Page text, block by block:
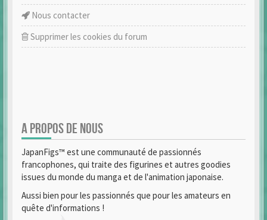
Nous contacter
Supprimer les cookies du forum
A PROPOS DE NOUS
JapanFigs™ est une communauté de passionnés
francophones, qui traite des figurines et autres goodies
issues du monde du manga et de l'animation japonaise.
Aussi bien pour les passionnés que pour les amateurs en
quête d'informations !